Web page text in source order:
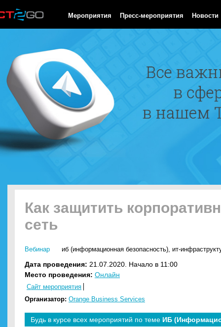
Мероприятия Пресс-мероприятия Новости
Как защитить
сеть
Вебинар иб (информационная безопасность), ит-
Дата проведения: 21.07.2020. Начало в 11:00
Место проведения: Онлайн
Сайт мероприятия
Организатор: Orange Business Services
Будь в курсе всех мероприятий по теме ИБ